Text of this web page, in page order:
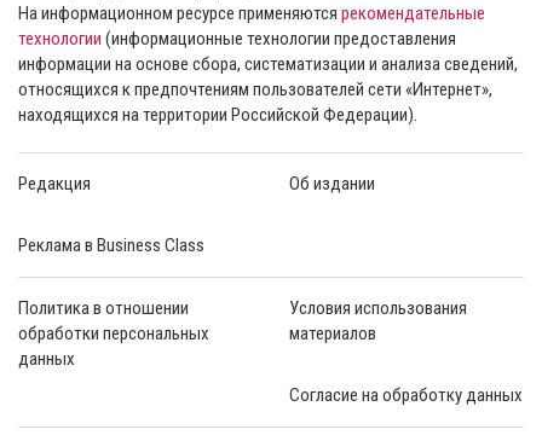
На информационном ресурсе применяются рекомендательные
технологии (информационные технологии предоставления
информации на основе сбора, систематизации и анализа сведений,
относящихся к предпочтениям пользователей сети «Интернет»,
находящихся на территории Российской Федерации).
Редакция Об издании
Реклама в Business Class
Политика в отношении
обработки персональных
данных
Условия использования
материалов
Согласие на обработку данных